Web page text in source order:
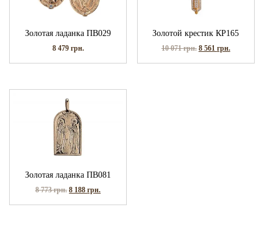
Золотая ладанка ПВ029
8 479 грн.
Золотой крестик КР165
10 071грн. 8 561 грн.
Золотая ладанка ПВ081
8 773грн. 8 188грн.